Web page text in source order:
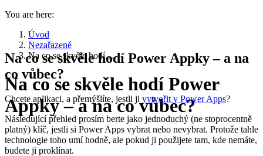
You are here:
Úvod
Nezařazené
Na co se skvěle hodí…
Na co se skvěle hodí Power
Appky – a na co vůbec?
Na co se skvěle hodí Power Appky – a na
co vůbec?
Chcete aplikaci, a přemýšlíte, jestli ji vytvořit v Power Apps?
Následující přehled prosím berte jako jednoduchý (ne stoprocentně
platný) klíč, jestli si Power Apps vybrat nebo nevybrat. Protože tahle
technologie toho umí hodně, ale pokud ji použijete tam, kde nemáte,
budete ji proklínat.